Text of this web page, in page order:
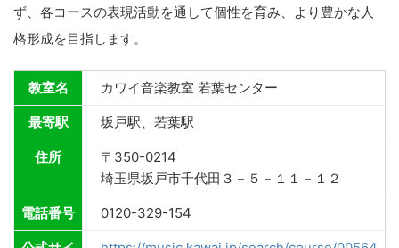
ず、各コースの表現活動を通して個性を育み、より豊かな人
格形成を目指します。
教室名 カワイ音楽教室 若葉センター
最寄駅 坂戸駅、若葉駅
住所
〒350-0214
埼玉県坂戸市千代田３－５－１１－１２
電話番号 0120-329-154